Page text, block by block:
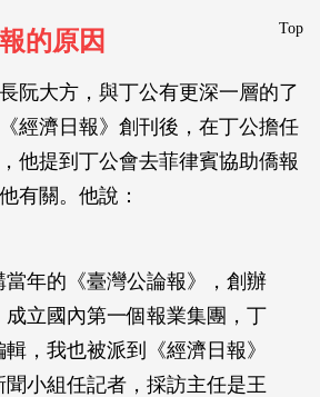
Top
的原因
阮大方，與丁公有更深一層的了
經濟日報》創刊後，在丁公擔任
他提到丁公會去菲律賓協助僑報
有關。他說：
當年的《臺灣公論報》，創辦
成立國內第一個報業集團，丁
，我也被派到《經濟日報》
小組任記者，採訪主任是王